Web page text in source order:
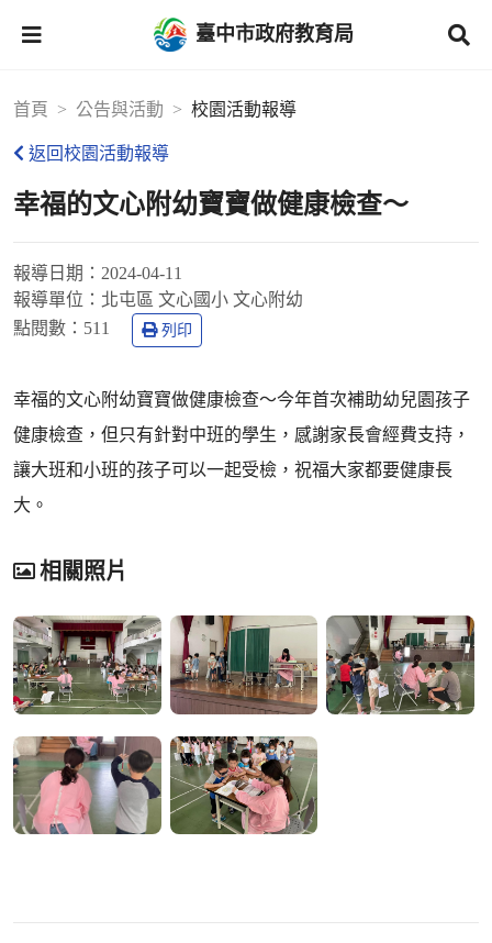
臺中市政府教育局
首頁 公告與活動 校園活動報導
返回校園活動報導
幸福的文心附幼寶寶做健康檢查～
報導日期： 2024-04-11
報導單位： 北屯區 文心國小 文心附幼
點閱數： 511 列印
幸福的文心附幼寶寶做健康檢查～今年首次補助幼兒園孩子
健康檢查，但只有針對中班的學生，感謝家長會經費支持，
讓大班和小班的孩子可以一起受檢，祝福大家都要健康長
大。
相關照片